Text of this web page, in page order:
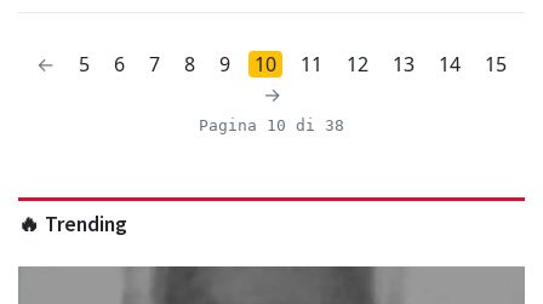
← 5 6 7 8 9 10 11 12 13 14
15
→
Pagina 10 di 38
🔥 Trending